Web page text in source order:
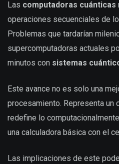
Las computadoras cuánticas
operaciones secuenciales de
Problemas que tardarían
supercomputadoras actuales
minutos con sistemas
Este avance no es solo una
procesamiento. Representa un
redefine lo
una calculadora básica con el
Las implicaciones de este